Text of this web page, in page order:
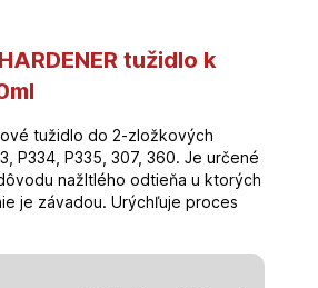
tužidlo k
tužidlo do 2-zložkových
P334, P335, 307, 360. Je určené
nažltlého odtieňa u ktorých
je závadou. Urýchľuje proces